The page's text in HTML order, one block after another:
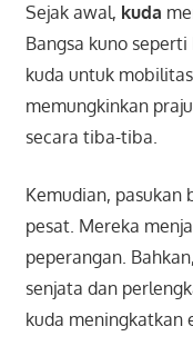
Sejak awal, kuda
Bangsa kuno
kuda untuk
memungkinkan
secara tiba-tiba.
Kemudian, pasukan
pesat. Mereka
peperangan.
senjata dan
kuda meningkatkan